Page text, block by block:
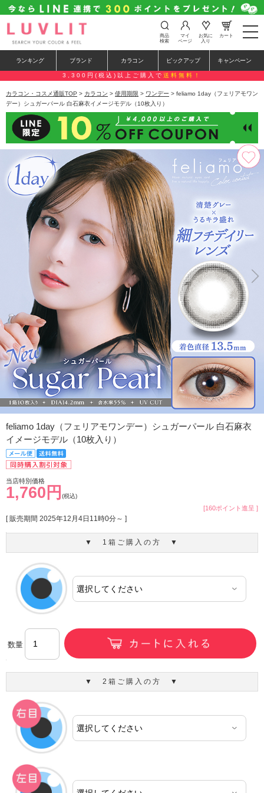
t
o
e
n
a
a
i
o
n
商品
検索
マイ
ページ
お気に
入り
カート
ランキング ブランド カラコン ピックアップ キャンペーン
3,300円(税込)以上ご購入で 送料無料！
カラコン・コスメ通販TOP > カラコン > 使用期限 > ワンデー > feliamo 1day（フェリアモワン
デー）シュガーパール 白石麻衣イメージモデル（10枚入り）
feliamo 1day（フェリアモワンデー）シュガーパール 白石麻衣
イメージモデル（10枚入り）
当店特別価格
1,760円 (税込)
[160ポイント進呈 ]
[ 販売期間 2025年12月4日11時0分～ ]
▼ 1箱ご購入の方 ▼
数量
▼ 2箱ご購入の方 ▼